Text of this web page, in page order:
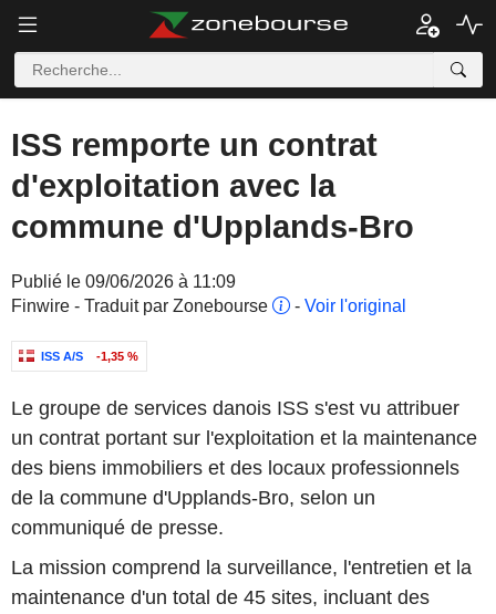
ISS remporte un contrat
d'exploitation avec la
commune d'Upplands-Bro
Publié le 09/06/2026 à 11:09
Finwire - Traduit par Zonebourse
- Voir l'original
ISS A/S -1,35 %
Le groupe de services danois ISS s'est vu attribuer
un contrat portant sur l'exploitation et la maintenance
des biens immobiliers et des locaux professionnels
de la commune d'Upplands-Bro, selon un
communiqué de presse.
La mission comprend la surveillance, l'entretien et la
maintenance d'un total de 45 sites, incluant des